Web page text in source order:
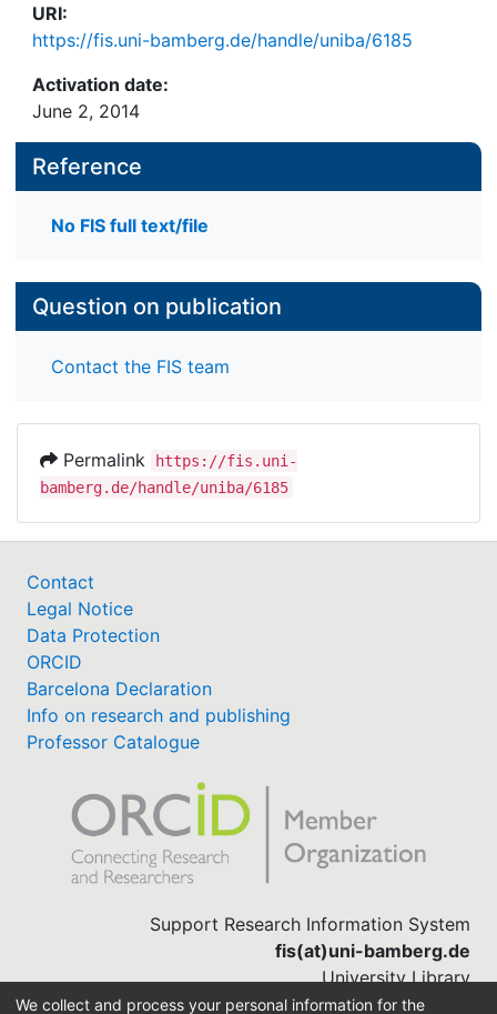
URI:
https://fis.uni-bamberg.de/handle/uniba/6185
Activation date:
June 2, 2014
Reference
No FIS full text/file
Question on publication
Contact the FIS team
Permalink
https://fis.uni-
bamberg.de/handle/uniba/6185
Contact
Legal Notice
Data Protection
ORCID
Barcelona Declaration
Info on research and publishing
Professor Catalogue
Support Research Information System
fis(at)uni-bamberg.de
University Library
(0951) 863-1568
We collect and process your personal information for the